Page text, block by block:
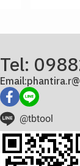
Tel:
@tbtool